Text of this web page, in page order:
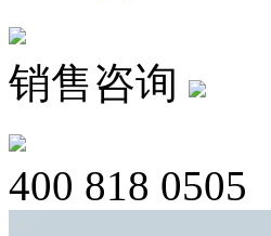
销售咨询
400 818 0505